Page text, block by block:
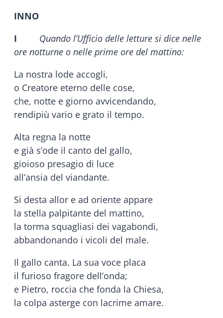
INNO
I
Quando l’Ufficio delle letture si dice nelle
ore notturne o nelle prime ore del mattino:
La nostra lode accogli,
o Creatore eterno delle cose,
che, notte e giorno avvicendando,
rendipiù vario e grato il tempo.
Alta regna la notte
e già s’ode il canto del gallo,
gioioso presagio di luce
all’ansia del viandante.
Si desta allor e ad oriente appare
la stella palpitante del mattino,
la torma squagliasi dei vagabondi,
abbandonando i vicoli del male.
Il gallo canta. La sua voce placa
il furioso fragore dell’onda;
e Pietro, roccia che fonda la Chiesa,
la colpa asterge con lacrime amare.